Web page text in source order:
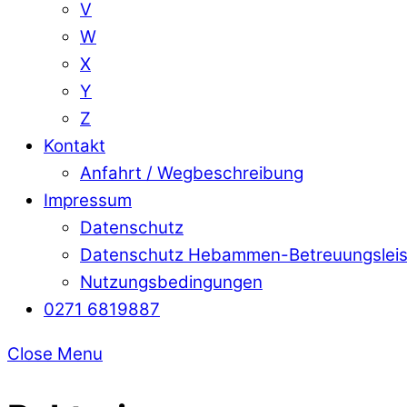
V
W
X
Y
Z
Kontakt
Anfahrt / Wegbeschreibung
Impressum
Datenschutz
Datenschutz Hebammen-
Nutzungsbedingungen
0271 6819887
Close Menu